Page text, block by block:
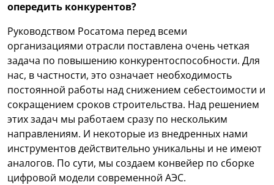
опередить конкурентов?
Руководством Росатома перед всеми
организациями отрасли поставлена очень четкая
задача по повышению конкурентоспособности. Для
нас, в частности, это означает необходимость
постоянной работы над снижением себестоимости и
сокращением сроков строительства. Над решением
этих задач мы работаем сразу по нескольким
направлениям. И некоторые из внедренных нами
инструментов действительно уникальны и не имеют
аналогов. По сути, мы создаем конвейер по сборке
цифровой модели современной АЭС.